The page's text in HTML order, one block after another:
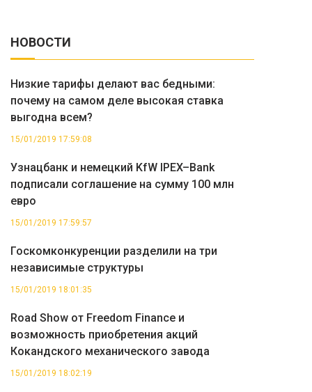
НОВОСТИ
Низкие тарифы делают вас бедными:
почему на самом деле высокая ставка
выгодна всем?
15/01/2019 17:59:08
Узнацбанк и немецкий KfW IPEX–Bank
подписали соглашение на сумму 100 млн
евро
15/01/2019 17:59:57
Госкомконкуренции разделили на три
независимые структуры
15/01/2019 18:01:35
Road Show от Freedom Finance и
возможность приобретения акций
Кокандского механического завода
15/01/2019 18:02:19